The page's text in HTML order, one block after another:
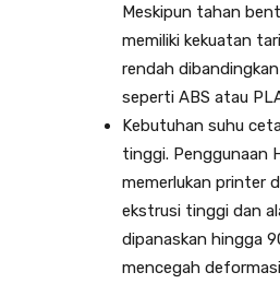
Meskipun tahan
memiliki kekuatan
rendah
seperti ABS atau
Kebutuhan suhu
tinggi. Penggunaan
memerlukan printer
ekstrusi tinggi dan
dipanaskan hingga
mencegah deformasi